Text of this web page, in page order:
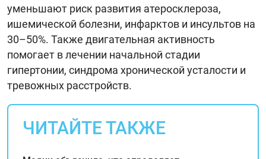
уменьшают риск развития атеросклероза,
ишемической болезни, инфарктов и инсультов на
30–50%. Также двигательная активность
помогает в лечении начальной стадии
гипертонии, синдрома хронической усталости и
тревожных расстройств.
ЧИТАЙТЕ ТАКЖЕ